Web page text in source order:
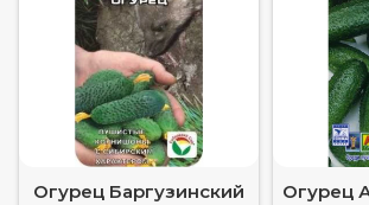
Огурец Баргузинский
Огурец